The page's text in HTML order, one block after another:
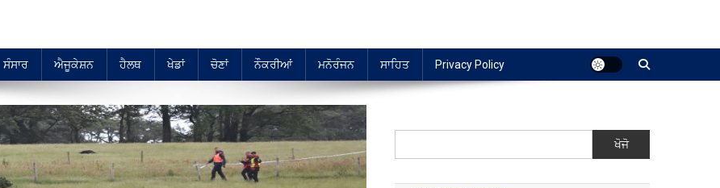
ਸੰਸਾਰ ਐਜੂਕੇਸ਼ਨ ਹੈਲਥ ਖੇਡਾਂ ਚੋਣਾਂ ਨੌਕਰੀਆਂ ਮਨੋਰੰਜਨ ਸਾਹਿਤ Privacy Policy
ਖੋਜੋ